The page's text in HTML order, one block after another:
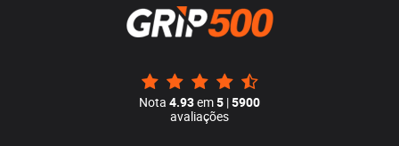
Nota 4.93em5 |5900
avaliações